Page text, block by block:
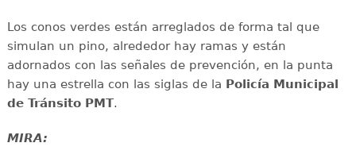
Los conos verdes están arreglados de forma tal que
simulan un pino, alrededor hay ramas y están
adornados con las señales de prevención, en la punta
hay una estrella con las siglas de la Policía Municipal
de Tránsito PMT.
MIRA: